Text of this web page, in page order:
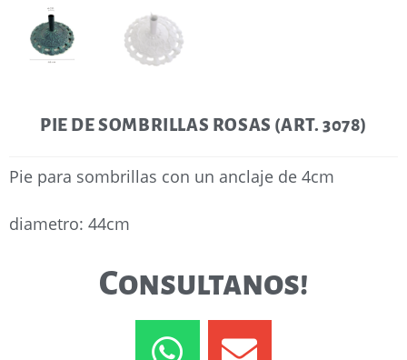
PIE DE SOMBRILLAS ROSAS (ART. 3078)
Pie para sombrillas con un anclaje de 4cm
diametro: 44cm
Consultanos!